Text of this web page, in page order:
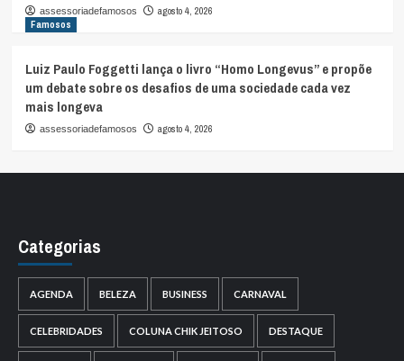
assessoriadefamosos
agosto 4, 2026
Famosos
Luiz Paulo Foggetti lança o livro “Homo Longevus” e propõe
um debate sobre os desafios de uma sociedade cada vez
mais longeva
assessoriadefamosos agosto 4, 2026
Categorias
AGENDA BELEZA BUSINESS CARNAVAL
CELEBRIDADES COLUNA CHIK JEITOSO DESTAQUE